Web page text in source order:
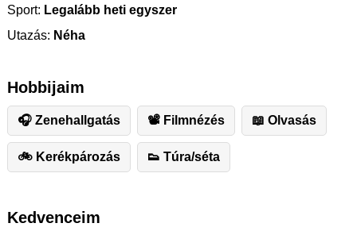
Sport: Legalább heti egyszer
Utazás: Néha
Hobbijaim
🎧 Zenehallgatás 📽 Filmnézés 📖 Olvasás
🚲 Kerékpározás 👟 Túra/séta
Kedvenceim